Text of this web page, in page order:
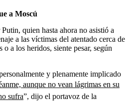
a Moscú
quien hasta ahora no asistió a
a las víctimas del atentado cerca de
a los heridos, siente pesar, según
y plenamente implicado
aunque no vean lágrimas en su
sufra”, dijo el portavoz de la